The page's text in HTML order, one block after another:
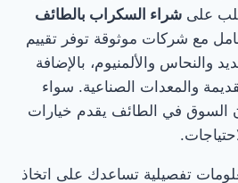
على شراء السكراب بالطائف
مع شركات موثوقة توفر تقييم
والنحاس والألمنيوم، بالإضافة
والمعدات الصناعية. سواء
السوق في الطائف يقدم خيارات
تفصيلية تساعدك على اتخاذ